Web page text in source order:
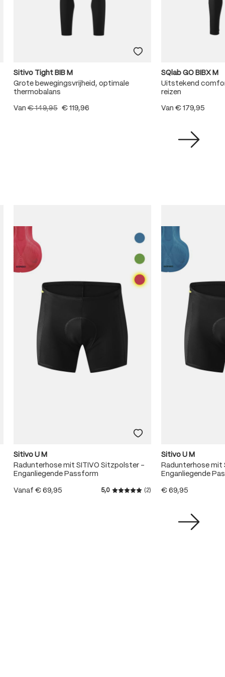
Sitivo Tight BIB M
Grote bewegingsvrijheid, optimale
thermobalans
Van€ 149,95 € 119,96
SQlab GO BIBX M
Uitstekend
reizen
Van € 179,95
Sitivo U M
Radunterhose mit SITIVO Sitzpolster -
Enganliegende Passform
Vanaf € 69,95 5,0
Gemiddelde waardering van
(2)
Sitivo U M
Radunterhose mit
Enganliegende
€ 69,95